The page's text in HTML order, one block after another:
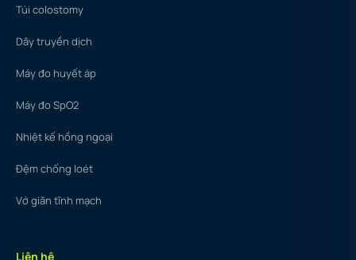
Túi colostomy
Dây truyền dịch
Máy đo huyết áp
Máy đo SpO2
Nhiệt kế hồng ngoại
Đệm chống loét
Vớ giãn tĩnh mạch
Liên hệ